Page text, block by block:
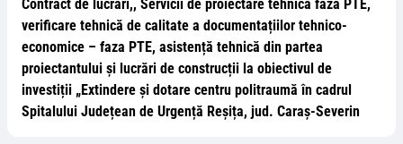
Contract de lucrari,, Servicii de proiectare tehnică faza PTE,
verificare tehnică de calitate a documentațiilor tehnico-
economice – faza PTE, asistență tehnică din partea
proiectantului și lucrări de construcții la obiectivul de
investiții „Extindere și dotare centru politraumă în cadrul
Spitalului Județean de Urgență Reșița, jud. Caraș-Severin